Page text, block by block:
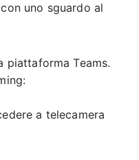
uno sguardo al
piattaforma Teams.
a telecamera